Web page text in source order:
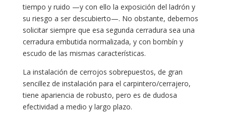
tiempo y ruido —y con ello la exposición del ladrón y
su riesgo a ser descubierto—. No obstante, debemos
solicitar siempre que esa segunda cerradura sea una
cerradura embutida normalizada, y con bombín y
escudo de las mismas características.
La instalación de cerrojos sobrepuestos, de gran
sencillez de instalación para el carpintero/cerrajero,
tiene apariencia de robusto, pero es de dudosa
efectividad a medio y largo plazo.